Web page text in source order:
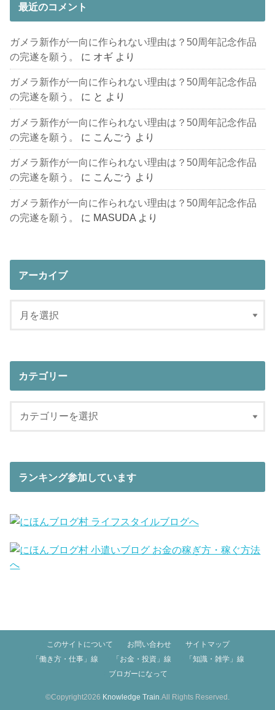
最近のコメント
ガメラ新作が一向に作られない理由は？50周年記念作品
の完遂を願う。
に オギ より
ガメラ新作が一向に作られない理由は？50周年記念作品
の完遂を願う。
に と より
ガメラ新作が一向に作られない理由は？50周年記念作品
の完遂を願う。
に こんごう より
ガメラ新作が一向に作られない理由は？50周年記念作品
の完遂を願う。
に こんごう より
ガメラ新作が一向に作られない理由は？50周年記念作品
の完遂を願う。
に MASUDA より
アーカイブ
カテゴリー
ランキング参加しています
このサイトについて お問い合わせ
サイトマップ
「働き方・仕事」線
「お金・投資」線
「知識・雑学」線
ブロガーになって
©Copyright2026 Knowledge Train .All Rights Reserved.